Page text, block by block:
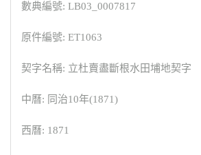
數典編號: LB03_0007817
原件編號: ET1063
契字名稱: 立杜賣盡斷根水田埔地契字
中曆: 同治10年(1871)
西曆: 1871